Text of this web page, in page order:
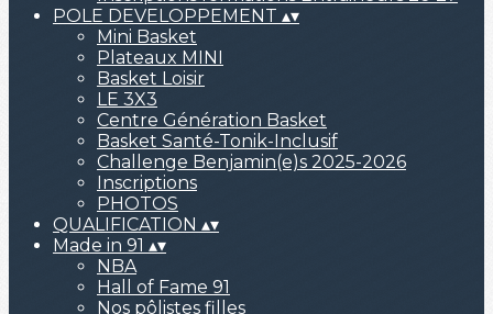
POLE DEVELOPPEMENT ▴▾
Mini Basket
Plateaux MINI
Basket Loisir
LE 3X3
Centre Génération Basket
Basket Santé-Tonik-Inclusif
Challenge Benjamin(e)s 2025-2026
Inscriptions
PHOTOS
QUALIFICATION ▴▾
Made in 91 ▴▾
NBA
Hall of Fame 91
Nos pôlistes filles